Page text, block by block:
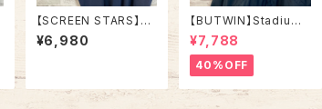
【SCREEN STARS】S/
S Tee XL 90s Made
in USA vintage “YM
ト Tシャツ USA製 シン
グルステッチ アメリカ U
¥6,980
【BUTWIN】Stadium
Jumper XL相当 80s
“STATE MECHANIC
AL” Made in USA ナ
イロン スタジャン スタ
ジアムジャンパー USA
¥7,788
40%OFF